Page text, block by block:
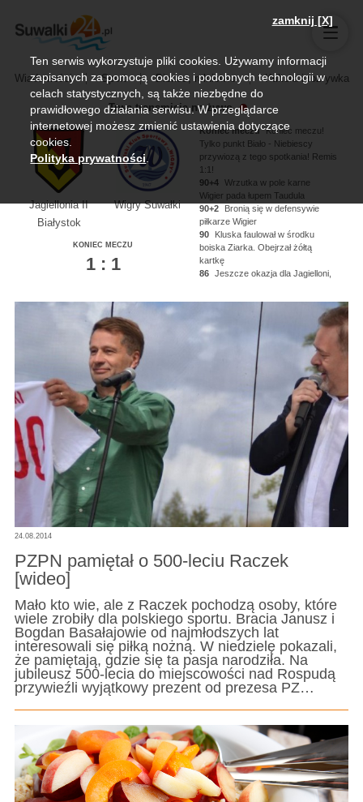
Wiadomości Sport Biznes, rolnictwo Kultura i rozrywka
Trwa transmisja na żywo
Jagiellonia II
Białystok
Wigry Suwałki
KONIEC MECZU
1 : 1
Koniec meczu Koniec meczu!
Tylko punkt Biało - Niebiescy
przywiozą z tego spotkania! Remis
1:1!
90+4
Wrzutka w pole karne
Wigier pada łupem Taudula
90+2
Bronią się w defensywie
piłkarze Wigier
90
Kluska faulował w środku
boiska Ziarka. Obejrzał żółtą
kartkę
86
Jeszcze okazja dla Jagielloni,
Kluska dogrywa na głowę
Noworyty, strzał niecelny!
24.08.2014
PZPN pamiętał o 500-leciu Raczek
[wideo]
Mało kto wie, ale z Raczek pochodzą osoby, które
wiele zrobiły dla polskiego sportu. Bracia Janusz i
Bogdan Basałajowie od najmłodszych lat
interesowali się piłką nożną. W niedzielę pokazali,
że pamiętają, gdzie się ta pasja narodziła. Na
jubileusz 500-lecia do miejscowości nad Rospudą
przywieźli wyjątkowy prezent od prezesa PZ…
zamknij [X]
Ten serwis wykorzystuje pliki cookies. Używamy informacji
zapisanych za pomocą cookies i podobnych technologii w
celach statystycznych, są także niezbędne do
prawidłowego działania serwisu. W przeglądarce
internetowej możesz zmienić ustawienia dotyczące
cookies.
Polityka prywatności.